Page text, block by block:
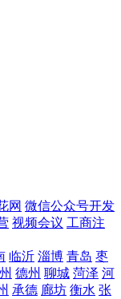
网 微信公众号开发
视频会议 工商注
临沂 淄博 青岛 枣
德州 聊城 菏泽 河
承德 廊坊 衡水 张